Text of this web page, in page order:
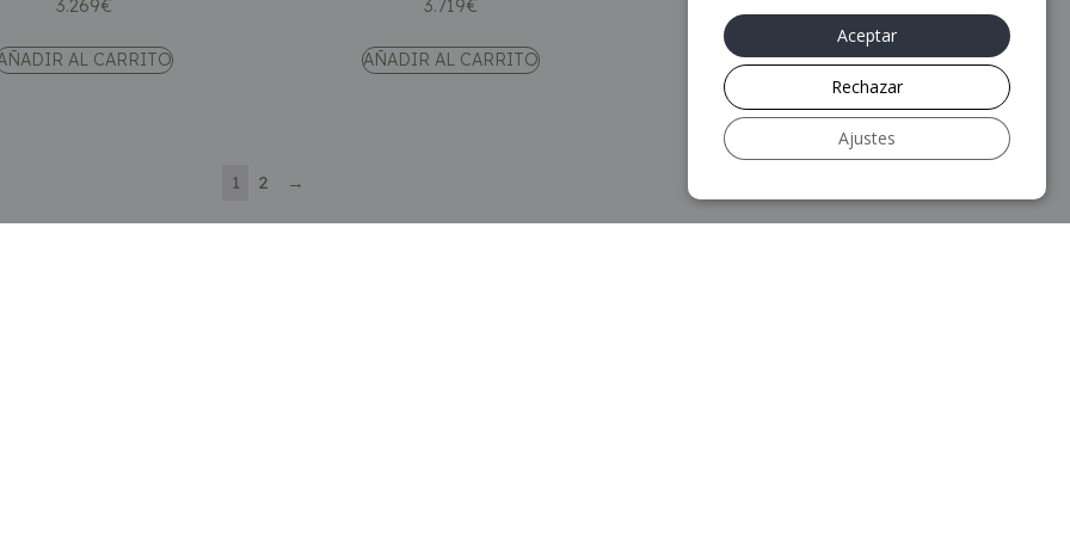
3.269€
AL CARRITO
3.719€
AÑADIR AL CARRITO AÑADIR AL CARRITO
1 2 →
Aceptar
Rechazar
Ajustes